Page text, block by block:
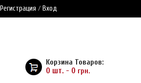
Регистрация / Вход
Корзина Товаров:
0 шт. - 0 грн.